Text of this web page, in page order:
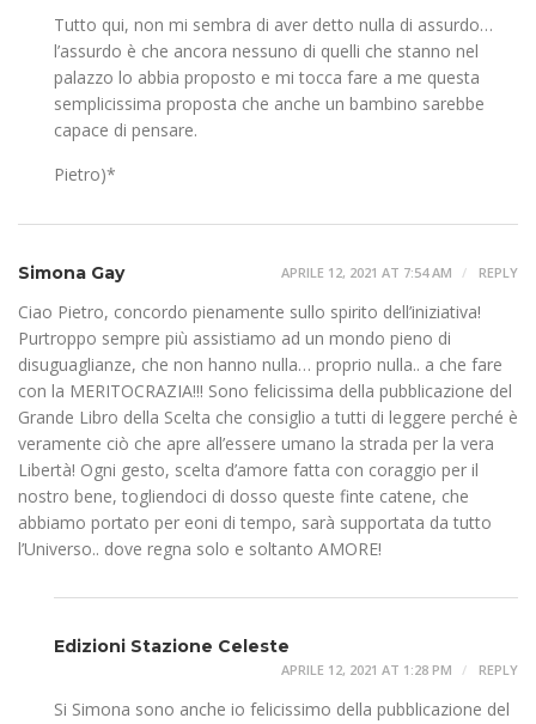
Tutto qui, non mi sembra di aver detto nulla di assurdo…
l’assurdo è che ancora nessuno di quelli che stanno nel
palazzo lo abbia proposto e mi tocca fare a me questa
semplicissima proposta che anche un bambino sarebbe
capace di pensare.
Pietro)*
Simona Gay APRILE 12, 2021 AT 7:54 AM REPLY
Ciao Pietro, concordo pienamente sullo spirito dell’iniziativa!
Purtroppo sempre più assistiamo ad un mondo pieno di
disuguaglianze, che non hanno nulla… proprio nulla.. a che fare
con la MERITOCRAZIA!!! Sono felicissima della pubblicazione del
Grande Libro della Scelta che consiglio a tutti di leggere perché è
veramente ciò che apre all’essere umano la strada per la vera
Libertà! Ogni gesto, scelta d’amore fatta con coraggio per il
nostro bene, togliendoci di dosso queste finte catene, che
abbiamo portato per eoni di tempo, sarà supportata da tutto
l’Universo.. dove regna solo e soltanto AMORE!
Edizioni Stazione Celeste
APRILE 12, 2021 AT 1:28 PM REPLY
Si Simona sono anche io felicissimo della pubblicazione del